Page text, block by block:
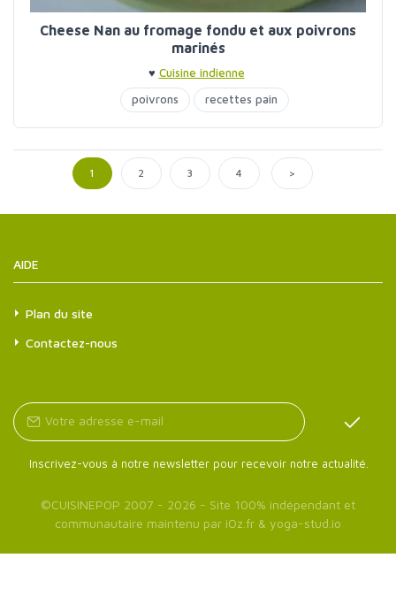
Cheese Nan au fromage fondu et aux poivrons
marinés
♥ Cuisine indienne
poivrons
recettes pain
1 2 3 4 >
AIDE
Plan du site
Contactez-nous
Inscrivez-vous à notre newsletter pour recevoir notre actualité.
©CUISINEPOP 2007 - 2026 - Site 100% indépendant et
communautaire maintenu par iOz.fr & yoga-stud.io